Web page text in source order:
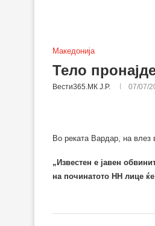
Македонија
Тело
Вести365.МК Ј.Р. 07/07/
Во реката Вардар, на влез
„Известен е јавен
на починатото НН лице